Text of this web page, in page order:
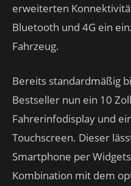
erweiterten
Bluetooth und 4G ein
Fahrzeug.
Bereits standardmäßig
Bestseller nun ein 10
Fahrerinfodisplay und
Touchscreen. Dieser
Smartphone per
Kombination mit dem